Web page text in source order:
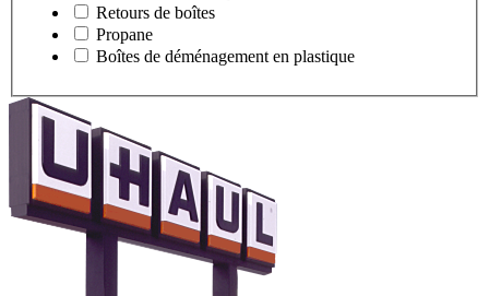
Retours de boîtes
Propane
Boîtes de déménagement en plastique